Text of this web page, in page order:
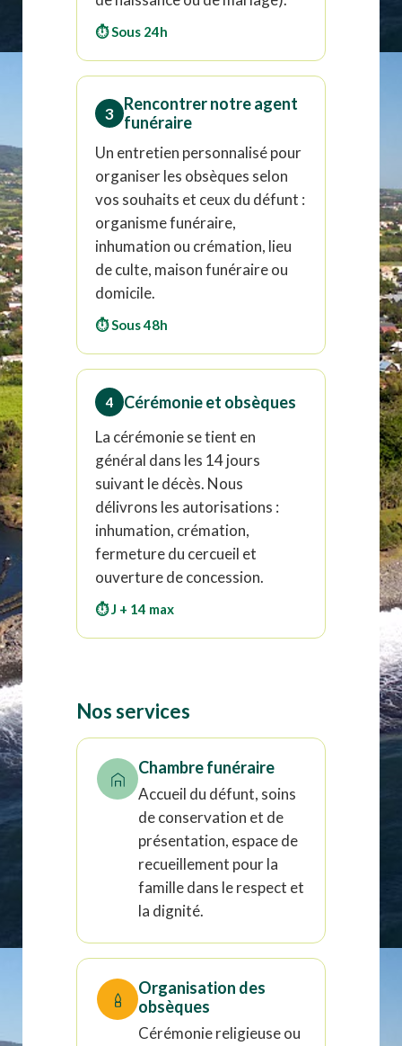
⏱ Sous 24h
3 Rencontrer notre agent
funéraire
Un entretien personnalisé pour
organiser les obsèques selon
vos souhaits et ceux du défunt :
organisme funéraire,
inhumation ou crémation, lieu
de culte, maison funéraire ou
domicile.
⏱ Sous 48h
4 Cérémonie et obsèques
La cérémonie se tient en
général dans les 14 jours
suivant le décès. Nous
délivrons les autorisations :
inhumation, crémation,
fermeture du cercueil et
ouverture de concession.
⏱ J + 14 max
Nos services
Chambre funéraire
Accueil du défunt, soins
de conservation et de
présentation, espace de
recueillement pour la
famille dans le respect et
la dignité.
Organisation des
obsèques
Cérémonie religieuse ou